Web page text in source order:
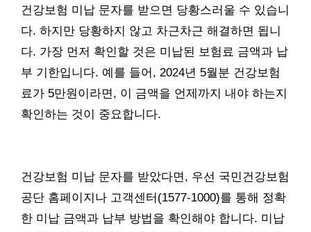
건강보험 미납 문자를 받으면 당황스러울 수 있습니
다. 하지만 당황하지 않고 차근차근 해결하면 됩니
다. 가장 먼저 확인할 것은 미납된 보험료 금액과 납
부 기한입니다. 예를 들어, 2024년 5월분 건강보험
료가 5만원이라면, 이 금액을 언제까지 내야 하는지
확인하는 것이 중요합니다.
건강보험 미납 문자를 받았다면, 우선 국민건강보험
공단 홈페이지나 고객센터(1577-1000)를 통해 정확
한 미납 금액과 납부 방법을 확인해야 합니다. 미납